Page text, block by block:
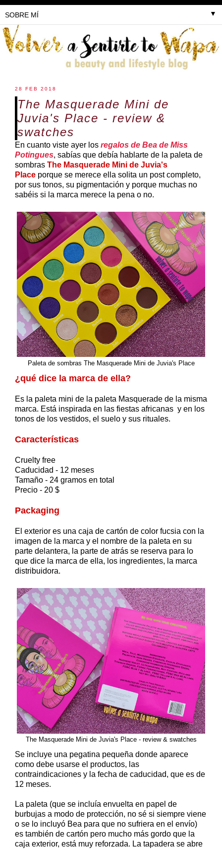
▼
28 FEB 2018
The Masquerade Mini de
Juvia's Place - review &
swatches
En cuanto viste ayer los regalos de Bea de Miss
Potingues, sabías que debía hablarte de la paleta de
sombras The Masquerade Mini de Juvia's
Place porque se merece ella solita un post completo,
por sus tonos, su pigmentación y porque muchas no
sabéis si la marca merece la pena o no.
Paleta de sombras The Masquerade Mini de Juvia's Place
¿qué dice la marca de ella?
Es la paleta mini de la paleta Masquerade de la misma
marca. Está inspirada en las fiestas africanas y en los
tonos de los vestidos, el suelo y sus rituales.
Características
Cruelty free
Caducidad - 12 meses
Tamaño - 24 gramos en total
Precio - 20 $
Packaging
El exterior es una caja de cartón de color fucsia con la
imagen de la marca y el nombre de la paleta en su
parte delantera, la parte de atrás se reserva para lo
que dice la marca de ella, los ingredientes, la marca
distribuidora.
The Masquerade Mini de Juvia's Place - review & swatches
Se incluye una pegatina pequeña donde aparece
como debe usarse el productos, las
contraindicaciones y la fecha de caducidad, que es de
12 meses.
La paleta (que se incluía envuelta en papel de
burbujas a modo de protección, no sé si siempre viene
o se lo incluyó Bea para que no sufriera en el envío)
es también de cartón pero mucho más gordo que la
caja exterior, está muy reforzada. La tapadera se abre